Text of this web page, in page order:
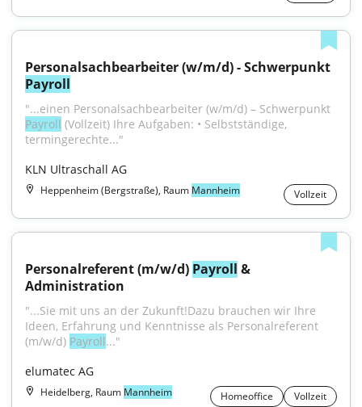
Payroll
Payroll (Vollzeit) Ihre Aufgaben: • Selbstständige,
termingerechte..."
KLN Ultraschall AG
Heppenheim (Bergstraße), Raum Mannheim Vollzeit
Personalreferent (m/w/d) Payroll &
Administration
"...Sie mit uns an der Zukunft!Dazu brauchen wir Ihre
Ideen, Erfahrung und Kenntnisse als Personalreferent
(m/w/d) Payroll..."
elumatec AG
Heidelberg, Raum Mannheim Homeoffice Vollzeit